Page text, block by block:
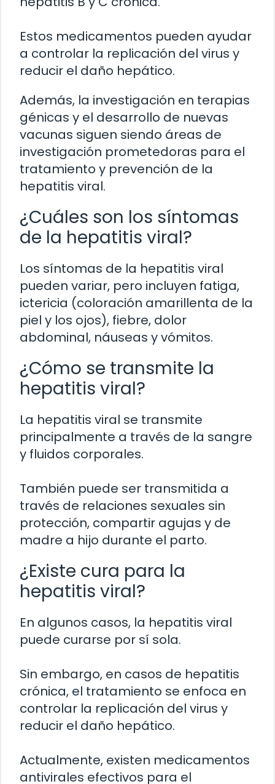
Estos medicamentos pueden ayudar
a controlar la replicación del virus y
reducir el daño hepático.
Además, la investigación en terapias
génicas y el desarrollo de nuevas
vacunas siguen siendo áreas de
investigación prometedoras para el
tratamiento y prevención de la
hepatitis viral.
¿Cuáles son los síntomas
de la hepatitis viral?
Los síntomas de la hepatitis viral
pueden variar, pero incluyen fatiga,
ictericia (coloración amarillenta de la
piel y los ojos), fiebre, dolor
abdominal, náuseas y vómitos.
¿Cómo se transmite la
hepatitis viral?
La hepatitis viral se transmite
principalmente a través de la sangre
y fluidos corporales.
También puede ser transmitida a
través de relaciones sexuales sin
protección, compartir agujas y de
madre a hijo durante el parto.
¿Existe cura para la
hepatitis viral?
En algunos casos, la hepatitis viral
puede curarse por sí sola.
Sin embargo, en casos de hepatitis
crónica, el tratamiento se enfoca en
controlar la replicación del virus y
reducir el daño hepático.
Actualmente, existen medicamentos
antivirales efectivos para el